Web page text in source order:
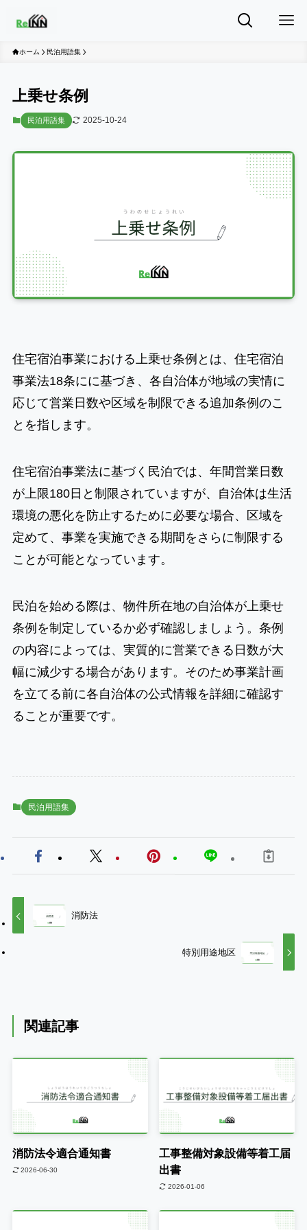
ホーム 民泊用語集
上乗せ条例
民泊用語集 2025-10-24
住宅宿泊事業における上乗せ条例とは、住宅宿泊
事業法18条にに基づき、各自治体が地域の実情に
応じて営業日数や区域を制限できる追加条例のこ
とを指します。
住宅宿泊事業法に基づく民泊では、年間営業日数
が上限180日と制限されていますが、自治体は生活
環境の悪化を防止するために必要な場合、区域を
定めて、事業を実施できる期間をさらに制限する
ことが可能となっています。
民泊を始める際は、物件所在地の自治体が上乗せ
条例を制定しているか必ず確認しましょう。条例
の内容によっては、実質的に営業できる日数が大
幅に減少する場合があります。そのため事業計画
を立てる前に各自治体の公式情報を詳細に確認す
ることが重要です。
民泊用語集
消防法
特別用途地区
関連記事
消防法令適合通知書
2026-06-30
工事整備対象設備等着工届
出書
2026-01-06